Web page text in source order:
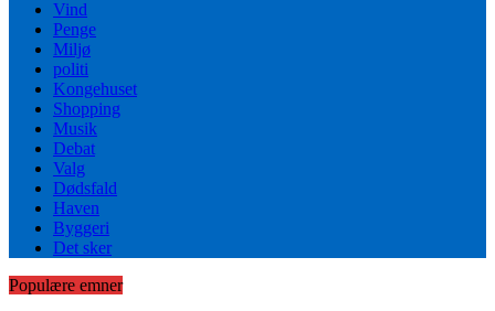
Vind
Penge
Miljø
politi
Kongehuset
Shopping
Musik
Debat
Valg
Dødsfald
Haven
Byggeri
Det sker
Populære emner